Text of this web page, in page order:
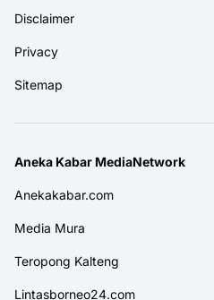
Disclaimer
Privacy
Sitemap
Aneka Kabar MediaNetwork
Anekakabar.com
Media Mura
Teropong Kalteng
Lintasborneo24.com